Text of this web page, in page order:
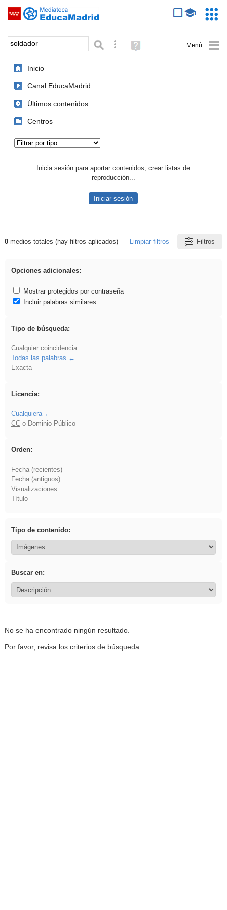
Saltar navegación
Palabra o frase: Búsqueda avanzada
Ayuda
(en
Inicio
Canal EducaMadrid
Últimos contenidos
Centros
Inicia sesión para aportar contenidos, crear listas de
reproducción...
Iniciar sesión
Resultados de: soldador
0medios totales (hay filtros aplicados) Limpiar filtros Filtros
Opciones adicionales:
Mostrar protegidos por contraseña
Incluir palabras similares
Tipo de búsqueda:
Cualquier coincidencia
Todas las palabras
Exacta
Licencia:
Cualquiera
CCo Dominio Público
Orden:
Fecha (recientes)
Fecha (antiguos)
Visualizaciones
Título
Tipo de contenido:
Buscar en:
No se ha encontrado ningún resultado.
Por favor, revisa los criterios de búsqueda.